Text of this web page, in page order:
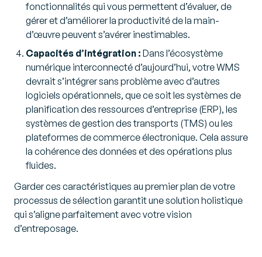
fonctionnalités qui vous permettent d’évaluer, de
gérer et d’améliorer la productivité de la main-
d’œuvre peuvent s’avérer inestimables.
Capacités d’intégration : Dans l’écosystème
numérique interconnecté d’aujourd’hui, votre WMS
devrait s’intégrer sans problème avec d’autres
logiciels opérationnels, que ce soit les systèmes de
planification des ressources d’entreprise (ERP), les
systèmes de gestion des transports (TMS) ou les
plateformes de commerce électronique. Cela assure
la cohérence des données et des opérations plus
fluides.
Garder ces caractéristiques au premier plan de votre
processus de sélection garantit une solution holistique
qui s’aligne parfaitement avec votre vision
d’entreposage.